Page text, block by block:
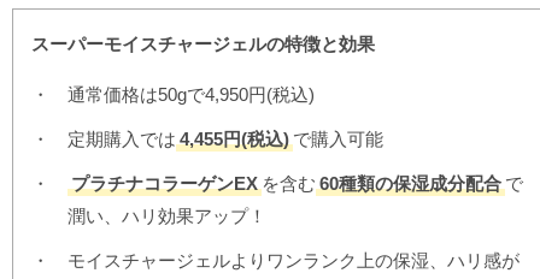
スーパーモイスチャージェルの特徴と効果
通常価格は50gで4,950円(税込)
定期購入では 4,455円(税込) で購入可能
プラチナコラーゲンEX を含む 60種類の保湿成分配合 で
潤い、ハリ効果アップ！
モイスチャージェルよりワンランク上の保湿、ハリ感が